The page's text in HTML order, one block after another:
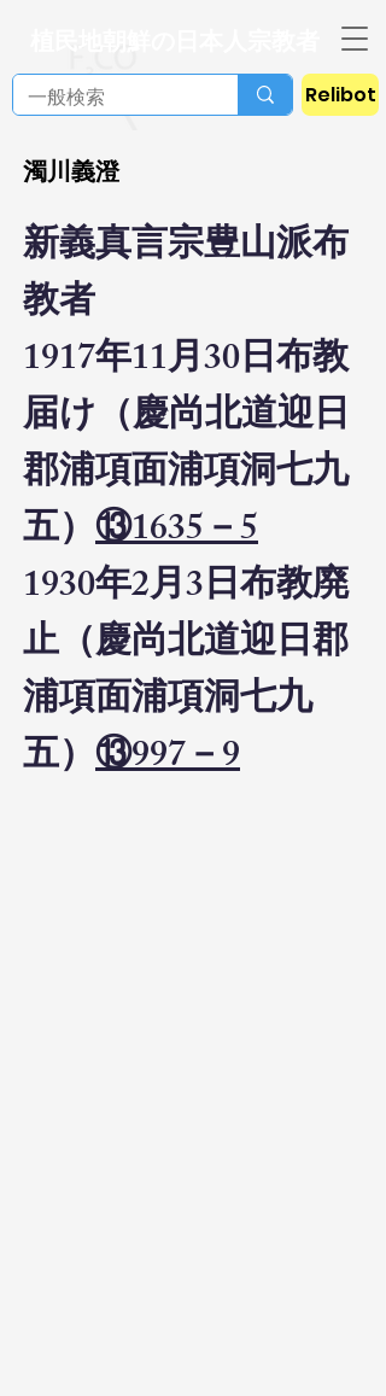
Relibot
濁川義澄
新義真言宗豊山派布
教者
1917年11月30日布教
届け（慶尚北道迎日
郡浦項面浦項洞七九
五） ⑬1635－5
1930年2月3日布教廃
止（慶尚北道迎日郡
浦項面浦項洞七九
五） ⑬997－9